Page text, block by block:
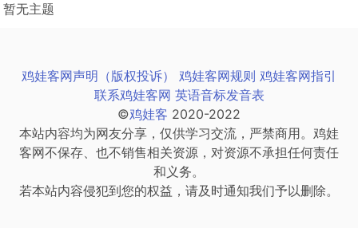
暂无主题
鸡娃客网声明（版权投诉） 鸡娃客网规则 鸡娃客网指引
联系鸡娃客网 英语音标发音表
©鸡娃客 2020-2022
本站内容均为网友分享，仅供学习交流，严禁商用。鸡娃
客网不保存、也不销售相关资源，对资源不承担任何责任
和义务。
若本站内容侵犯到您的权益，请及时通知我们予以删除。